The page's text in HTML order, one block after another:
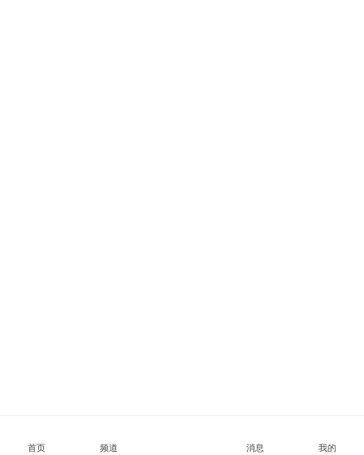
首页 频道 消息 我的